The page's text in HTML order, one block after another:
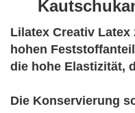
Lilatex Creativ
hohen
die hohe Elastizität,
Die Konservierung